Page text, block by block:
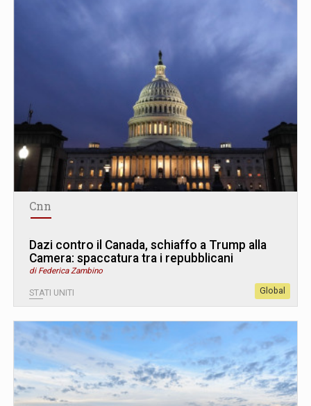
Cnn
Dazi contro il Canada, schiaffo a Trump alla
Camera: spaccatura tra i repubblicani
di Federica Zambino
STATI UNITI Global